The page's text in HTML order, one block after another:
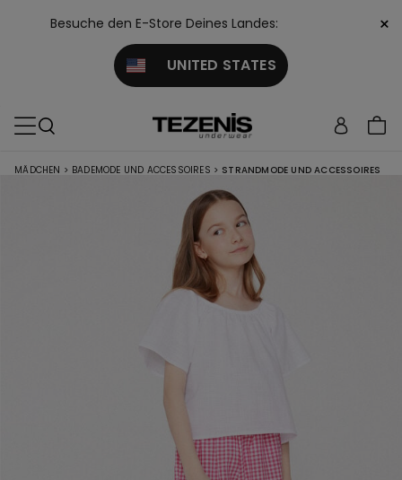
Besuche den E-Store Deines Landes:
UNITED STATES
×
MÄDCHEN > BADEMODE UND ACCESSOIRES > STRANDMODE UND ACCESSOIRES